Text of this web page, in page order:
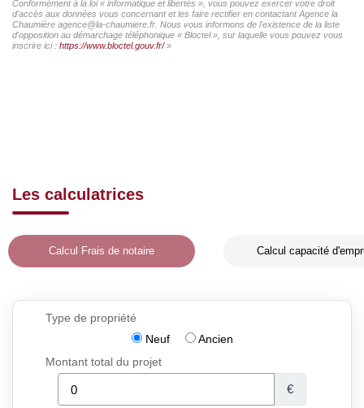
Conformément à la loi « informatique et libertés », vous pouvez exercer votre droit
d'accès aux données vous concernant et les faire rectifier en contactant Agence la
Chaumière agence@la-chaumiere.fr. Nous vous informons de l'existence de la liste
d'opposition au démarchage téléphonique « Bloctel », sur laquelle vous pouvez vous
inscrire ici : https://www.bloctel.gouv.fr/»
Les calculatrices
Calcul Frais de notaire Calcul capacité